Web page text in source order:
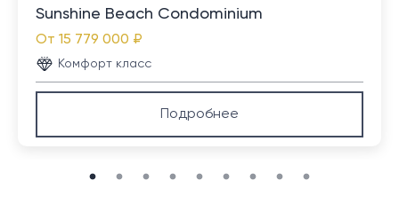
Sunshine Beach Condominium
От 15 779 000 ₽
Комфорт класс
Подробнее